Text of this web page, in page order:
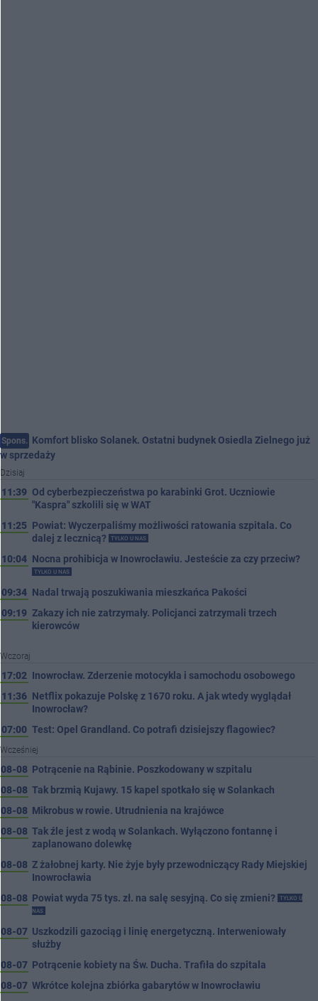
Spons. Komfort blisko Solanek. Ostatni budynek Osiedla Zielnego już
w sprzedaży
Dzisiaj
11:39 Od cyberbezpieczeństwa po karabinki Grot. Uczniowie
"Kaspra" szkolili się w WAT
11:25 Powiat: Wyczerpaliśmy możliwości ratowania szpitala. Co
dalej z lecznicą?
TYLKO U NAS
10:04 Nocna prohibicja w Inowrocławiu. Jesteście za czy przeciw?
TYLKO U NAS
09:34 Nadal trwają poszukiwania mieszkańca Pakości
09:19 Zakazy ich nie zatrzymały. Policjanci zatrzymali trzech
kierowców
Wczoraj
17:02 Inowrocław. Zderzenie motocykla i samochodu osobowego
11:36 Netflix pokazuje Polskę z 1670 roku. A jak wtedy wyglądał
Inowrocław?
07:00 Test: Opel Grandland. Co potrafi dzisiejszy flagowiec?
Wcześniej
08-08 Potrącenie na Rąbinie. Poszkodowany w szpitalu
08-08 Tak brzmią Kujawy. 15 kapel spotkało się w Solankach
08-08 Mikrobus w rowie. Utrudnienia na krajówce
08-08 Tak źle jest z wodą w Solankach. Wyłączono fontannę i
zaplanowano dolewkę
08-08 Z żałobnej karty. Nie żyje były przewodniczący Rady Miejskiej
Inowrocławia
08-08 Powiat wyda 75 tys. zł. na salę sesyjną. Co się zmieni?
TYLKO U
NAS
08-07 Uszkodzili gazociąg i linię energetyczną. Interweniowały
służby
08-07 Potrącenie kobiety na Św. Ducha. Trafiła do szpitala
08-07 Wkrótce kolejna zbiórka gabarytów w Inowrocławiu